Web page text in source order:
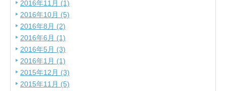
2016年11月 (1)
2016年10月 (5)
2016年8月 (2)
2016年6月 (1)
2016年5月 (3)
2016年1月 (1)
2015年12月 (3)
2015年11月 (5)